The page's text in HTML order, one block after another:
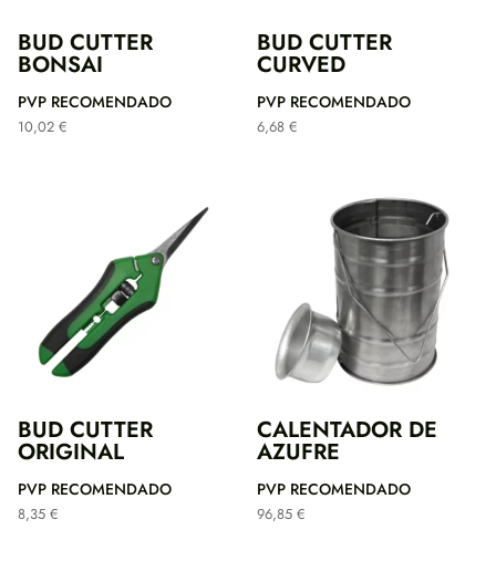
BUD CUTTER
BONSAI
PVP RECOMENDADO
10,02 €
BUD CUTTER
CURVED
PVP RECOMENDADO
6,68 €
BUD CUTTER
ORIGINAL
PVP RECOMENDADO
8,35 €
CALENTADOR DE
AZUFRE
PVP RECOMENDADO
96,85 €